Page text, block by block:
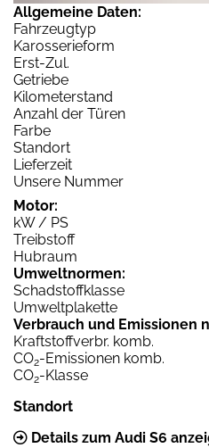
Allgemeine Daten:
Fahrzeugtyp
Karosserieform
Erst-Zul.
Getriebe
Kilometerstand
Anzahl der Türen
Farbe
Standort
Lieferzeit
Unsere Nummer
Motor:
kW / PS
Treibstoff
Hubraum
Umweltnormen:
Schadstoffklasse
Umweltplakette
Verbrauch und Emissionen
Kraftstoffverbr. komb.
CO2-Emissionen komb.
CO2-Klasse
Standort
Details zum Audi S6